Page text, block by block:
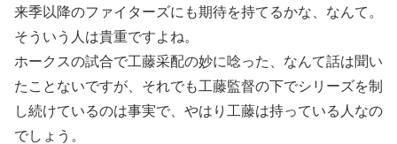
来季以降のファイターズにも期待を持てるかな、なんて。
そういう人は貴重ですよね。
ホークスの試合で工藤采配の妙に唸った、なんて話は聞い
たことないですが、それでも工藤監督の下でシリーズを制
し続けているのは事実で、やはり工藤は持っている人なの
でしょう。